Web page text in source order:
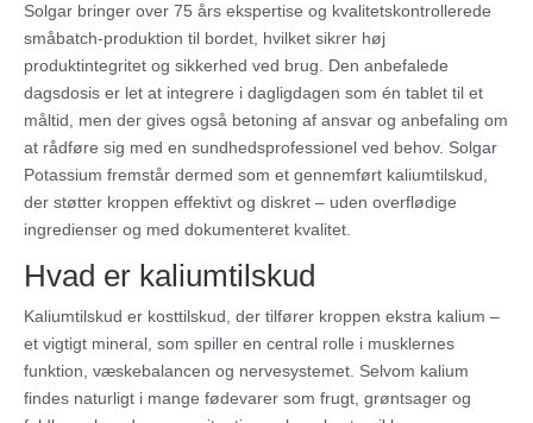
Solgar bringer over 75 års ekspertise og kvalitetskontrollerede
småbatch-produktion til bordet, hvilket sikrer høj
produktintegritet og sikkerhed ved brug. Den anbefalede
dagsdosis er let at integrere i dagligdagen som én tablet til et
måltid, men der gives også betoning af ansvar og anbefaling om
at rådføre sig med en sundhedsprofessionel ved behov. Solgar
Potassium fremstår dermed som et gennemført kaliumtilskud,
der støtter kroppen effektivt og diskret – uden overflødige
ingredienser og med dokumenteret kvalitet.
Hvad er kaliumtilskud
Kaliumtilskud er kosttilskud, der tilfører kroppen ekstra kalium –
et vigtigt mineral, som spiller en central rolle i musklernes
funktion, væskebalancen og nervesystemet. Selvom kalium
findes naturligt i mange fødevarer som frugt, grøntsager og